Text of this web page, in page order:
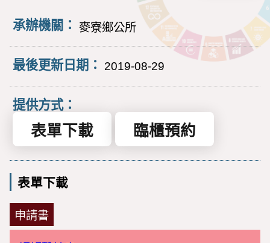
承辦機關： 麥寮鄉公所
最後更新日期： 2019-08-29
提供方式：
表單下載 臨櫃預約
表單下載
申請書